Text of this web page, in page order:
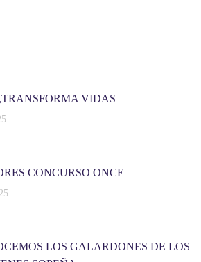
VIDAS
CONCURSO ONCE
LOS GALARDONES DE LOS